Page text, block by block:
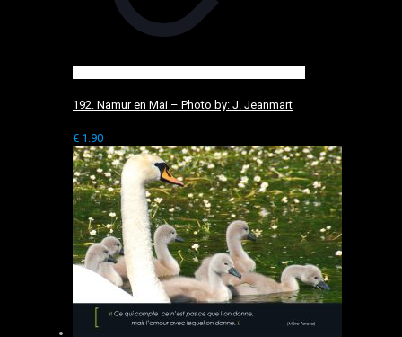
192. Namur en Mai – Photo by: J. Jeanmart
€ 1.90